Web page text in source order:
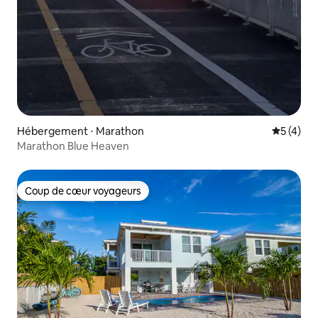
Hébergement ⋅ Marathon
5 (4)
Marathon Blue Heaven
Coup de cœur voyageurs
Coup de cœur voyageurs